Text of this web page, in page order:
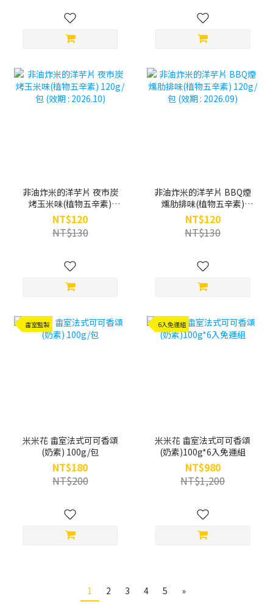
非油炸米的洋芋片 夜市炭
烤玉米味(植物五辛素)
120g/包 (效期 : 2026.10)
NT$120
NT$130
非油炸米的洋芋片 BBQ煙
燻肋排味(植物五辛素)
120g/包 (效期 : 2026.09)
NT$120
NT$130
畬室監製
米米花 畬室法式可可香頌
(奶素) 100g/包
NT$180
NT$200
6入免運組
米米花 畬室法式可可香頌
(奶素)100g*6入免運組
NT$980
NT$1,200
1 2 3 4 5 »